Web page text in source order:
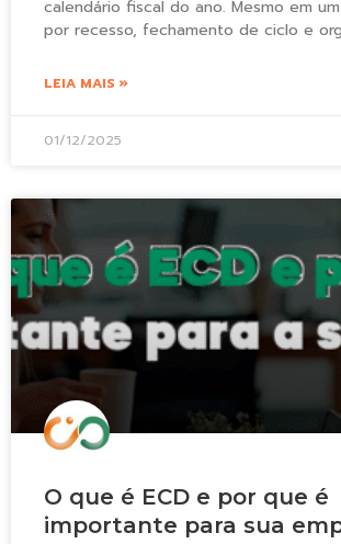
calendário fiscal do ano. Mesmo em
por recesso, fechamento de ciclo e
LEIA MAIS »
01/12/2025
O que é ECD e por que é
importante para sua